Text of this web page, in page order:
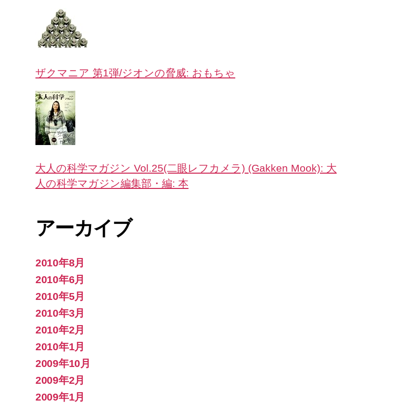
ザクマニア 第1弾/ジオンの脅威: おもちゃ
大人の科学マガジン Vol.25(二眼レフカメラ) (Gakken Mook): 大
人の科学マガジン編集部・編: 本
アーカイブ
2010年8月
2010年6月
2010年5月
2010年3月
2010年2月
2010年1月
2009年10月
2009年2月
2009年1月